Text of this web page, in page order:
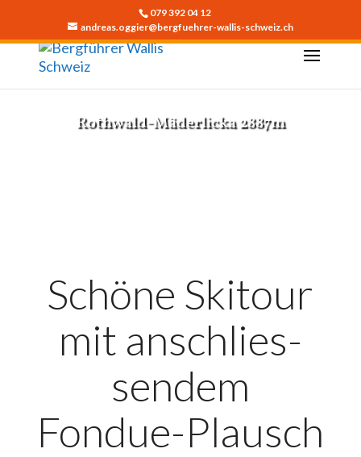
079 392 04 12
andreas.oggier@bergfuehrer-wallis-schweiz.ch
Rothwald-Mäderlicka 2887m
Schöne Skitour
mit anschlies-
sendem
Fondue-Plausch